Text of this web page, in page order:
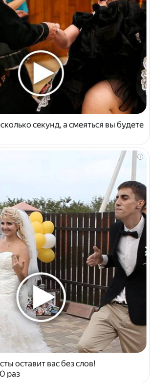
секунд, а смеяться вы будете
i
оставит вас без слов!
раз